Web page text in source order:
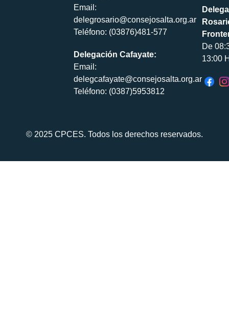
Email:
delegrosario@consejosalta.org.ar
Teléfono: (03876)481-577
Delegación Cafayate:
Email:
delegcafayate@consejosalta.org.ar
Teléfono: (0387)5953812
De
13:00
© 2025 CPCES. Todos los derechos reservados.